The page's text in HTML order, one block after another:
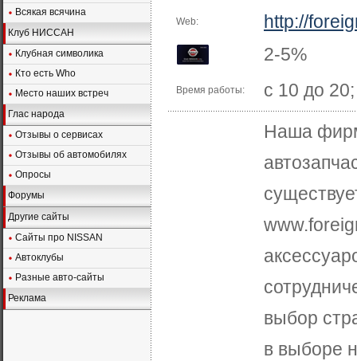
Всякая всячина
Клуб НИССАН
Клубная символика
Кто есть Who
Место наших встреч
Глас народа
Отзывы о сервисах
Отзывы об автомобилях
Опросы
Форумы
Другие сайты
Сайты про NISSAN
Автоклубы
Разные авто-сайты
Реклама
Web:
http://
2-5%
Время работы:
с 10 до
Наша
выбор
в выборе